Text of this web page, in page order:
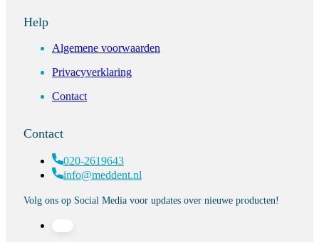
Help
Algemene voorwaarden
Privacyverklaring
Contact
Contact
020-2619643
info@meddent.nl
Volg ons op Social Media voor updates over nieuwe producten!